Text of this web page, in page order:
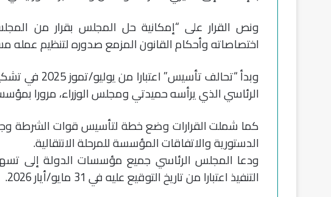
ونص القرار على “إمكانية حل المجلس بقرار من
اختصاصاته وأحكام القانون المزمع صدوره لتنظيم عمله
وبدأ “تحالف
الرئاسي الذي يرأسه حميدتي ومجلس الوزراء، مرورا
كما شملت القرارات وضع خطة لتأسيس قوات الشرطة
الدستورية والاتفاقات المؤسسة للمرحلة الانتقالية.
ودعا المجلس الرئاسي جميع مؤسسات الدولة إلى
التنفيذ اعتبارا من تاريخ التوقيع عليه في 31 مايو/أيار 2026.